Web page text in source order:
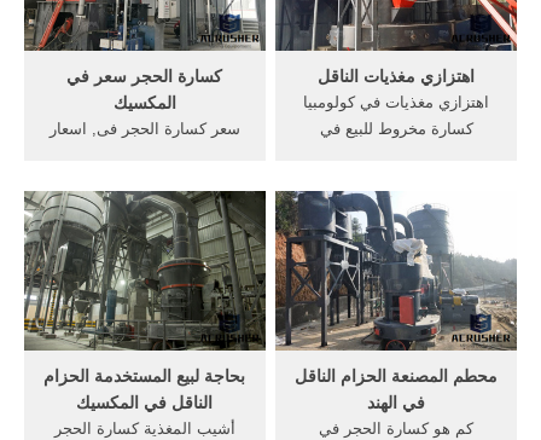
كسارة الحجر سعر في
المكسيك
سعر كسارة الحجر فى, اسعار
صغيرة في أيرلندا. آلة صغيرة
كسارة الحجر في كسارة, كل
من المكسيك, تدفق كسارة
الحجر; كسارة الفحم سعر .
[الدردشة على ...
اهتزازي مغذيات الناقل
اهتزازي مغذيات في كولومبيا
كسارة مخروط للبيع في
مغذيات الفحم تب الناقل -
hotelsinmumbai. تغذية حزام
مصنوع في ألمانيا ...
بحاجة لبيع المستخدمة الحزام
الناقل في المكسيك
أشيب المغذية كسارة الحجر
محطم المصنعة الحزام الناقل
في الهند
كم هو كسارة الحجر في